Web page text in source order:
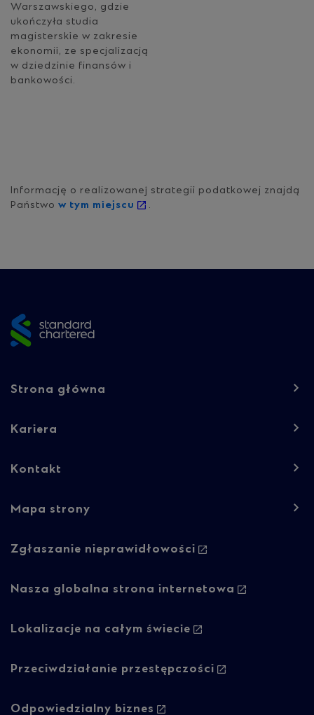
Warszawskiego, gdzie
ukończyła studia
magisterskie w zakresie
ekonomii, ze specjalizacją
w dziedzinie finansów i
bankowości.
Informację o realizowanej strategii podatkowej znajdą
Państwo w tym miejscu .
Footer
-
Strona główna
Kariera
Kontakt
Mapa strony
Footer
-
Zgłaszanie nieprawidłowości
Nasza globalna strona internetowa
Lokalizacje na całym świecie
Przeciwdziałanie przestępczości
Odpowiedzialny biznes